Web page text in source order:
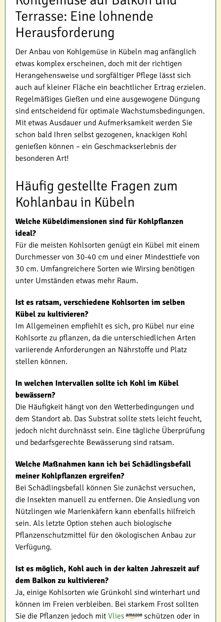
Terrasse: Eine lohnende
Herausforderung
Der Anbau von Kohlgemüse in Kübeln mag anfänglich
etwas komplex erscheinen, doch mit der richtigen
Herangehensweise und sorgfältiger Pflege lässt sich
auch auf kleiner Fläche ein beachtlicher Ertrag erzielen.
Regelmäßiges Gießen und eine ausgewogene Düngung
sind entscheidend für optimale Wachstumsbedingungen.
Mit etwas Ausdauer und Aufmerksamkeit werden Sie
schon bald Ihren selbst gezogenen, knackigen Kohl
genießen können – ein Geschmackserlebnis der
besonderen Art!
Häufig gestellte Fragen zum
Kohlanbau in Kübeln
Welche Kübeldimensionen sind für Kohlpflanzen
ideal?
Für die meisten Kohlsorten genügt ein Kübel mit einem
Durchmesser von 30-40 cm und einer Mindesttiefe von
30 cm. Umfangreichere Sorten wie Wirsing benötigen
unter Umständen etwas mehr Raum.
Ist es ratsam, verschiedene Kohlsorten im selben
Kübel zu kultivieren?
Im Allgemeinen empfiehlt es sich, pro Kübel nur eine
Kohlsorte zu pflanzen, da die unterschiedlichen Arten
variierende Anforderungen an Nährstoffe und Platz
stellen können.
In welchen Intervallen sollte ich Kohl im Kübel
bewässern?
Die Häufigkeit hängt von den Wetterbedingungen und
dem Standort ab. Das Substrat sollte stets leicht feucht,
jedoch nicht durchnässt sein. Eine tägliche Überprüfung
und bedarfsgerechte Bewässerung sind ratsam.
Welche Maßnahmen kann ich bei Schädlingsbefall
meiner Kohlpflanzen ergreifen?
Bei Schädlingsbefall können Sie zunächst versuchen,
die Insekten manuell zu entfernen. Die Ansiedlung von
Nützlingen wie Marienkäfern kann ebenfalls hilfreich
sein. Als letzte Option stehen auch biologische
Pflanzenschutzmittel für den ökologischen Anbau zur
Verfügung.
Ist es möglich, Kohl auch in der kalten Jahreszeit auf
dem Balkon zu kultivieren?
Ja, einige Kohlsorten wie Grünkohl sind winterhart und
können im Freien verbleiben. Bei starkem Frost sollten
Sie die Pflanzen jedoch mit Vlies
schützen oder in